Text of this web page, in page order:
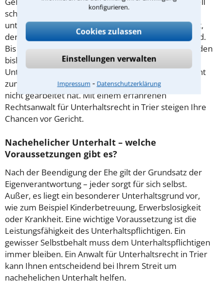
konfigurieren.
Cookies zulassen
Einstellungen verwalten
Impressum ⁃ Datenschutzerklärung
schlechter gestellte Anspruch auf Unterhalt. Zu
unterscheiden ist dies vom nachehelichen Unterhalt,
der erst nach dem formellen Ende der Ehe fällig wird.
Bis dahin richtet sich die Höhe des Unterhalts nach den
bisherigen Lebensverhältnissen. Der
Unterhaltsberechtigte ist während dieser Phase nicht
zum Arbeiten verpflichtet, wenn er oder sie vorher
nicht gearbeitet hat. Mit einem erfahrenen
Rechtsanwalt für Unterhaltsrecht in Trier steigen Ihre
Chancen vor Gericht.
Nachehelicher Unterhalt – welche
Voraussetzungen gibt es?
Nach der Beendigung der Ehe gilt der Grundsatz der
Eigenverantwortung – jeder sorgt für sich selbst.
Außer, es liegt ein besonderer Unterhaltsgrund vor,
wie zum Beispiel Kinderbetreuung, Erwerbslosigkeit
oder Krankheit. Eine wichtige Voraussetzung ist die
Leistungsfähigkeit des Unterhaltspflichtigen. Ein
gewisser Selbstbehalt muss dem Unterhaltspflichtigen
immer bleiben. Ein Anwalt für Unterhaltsrecht in Trier
kann Ihnen entscheidend bei Ihrem Streit um
nachehelichen Unterhalt helfen.